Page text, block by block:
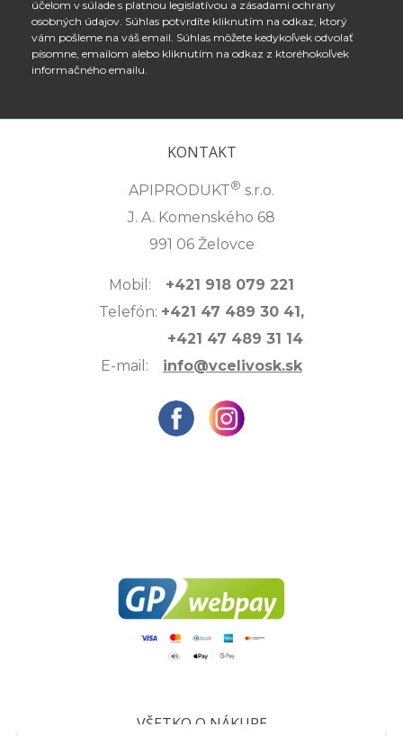
účelom v súlade s platnou legislatívou a zásadami ochrany
osobných údajov. Súhlas potvrdíte kliknutím na odkaz, ktorý
vám pošleme na váš email. Súhlas môžete kedykoľvek odvolať
písomne, emailom alebo kliknutím na odkaz z ktoréhokoľvek
informačného emailu.
KONTAKT
APIPRODUKT® s.r.o.
J. A. Komenského 68
991 06 Želovce
Mobil: +421 918 079 221
Telefón: +421 47 489 30 41,
+421 47 489 31 14
E-mail: info@vcelivosk.sk
VŠETKO O NÁKUPE